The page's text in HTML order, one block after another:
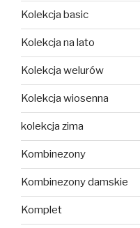
Kolekcja basic
Kolekcja na lato
Kolekcja welurów
Kolekcja wiosenna
kolekcja zima
Kombinezony
Kombinezony damskie
Komplet